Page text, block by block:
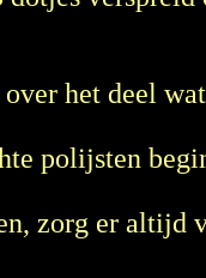
het deel
polijsten
zorg er altijd